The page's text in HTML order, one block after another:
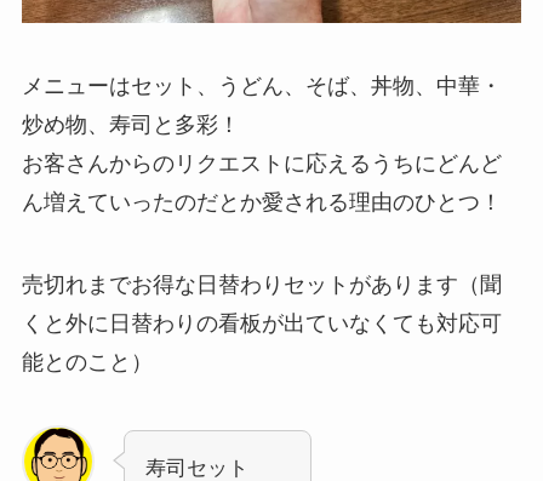
メニューはセット、うどん、そば、丼物、中華・
炒め物、寿司と多彩！
お客さんからのリクエストに応えるうちにどんど
ん増えていったのだとか愛される理由のひとつ！
売切れまでお得な日替わりセットがあります（聞
くと外に日替わりの看板が出ていなくても対応可
能とのこと）
寿司セット